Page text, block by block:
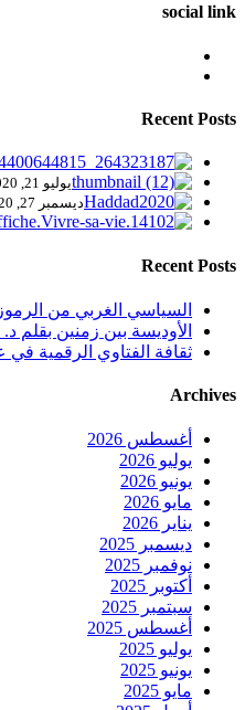
social link
Recent Posts
يوليو 21, 2020
ديسمبر 27, 2020
Recent Posts
السياسي الغربي من الرموز
الأوديسة بين زمنين بقلم
ثقافة الفتاوي الرقمية في
Archives
أغسطس 2026
يوليو 2026
يونيو 2026
مايو 2026
يناير 2026
ديسمبر 2025
نوفمبر 2025
أكتوبر 2025
سبتمبر 2025
أغسطس 2025
يوليو 2025
يونيو 2025
مايو 2025